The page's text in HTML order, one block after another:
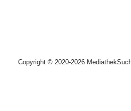
Copyright © 2020-2026